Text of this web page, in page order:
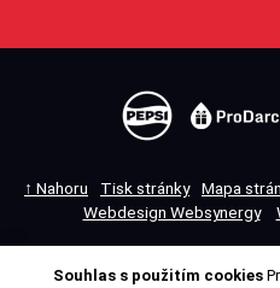
↑ Nahoru Tisk stránky Mapa
Webdesign Websynergy
Přepnout na
Souhlas s použitím cookies